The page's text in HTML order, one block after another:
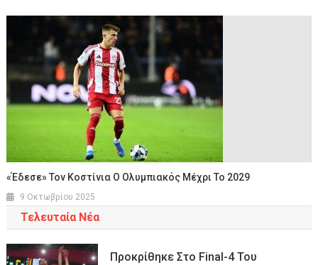
«Έδεσε» Τον Κοστίνια Ο Ολυμπιακός Μέχρι Το 2029
9 Οκτωβρίου 2025
Τελευταία Νέα
Προκρίθηκε Στο Final-4 Του